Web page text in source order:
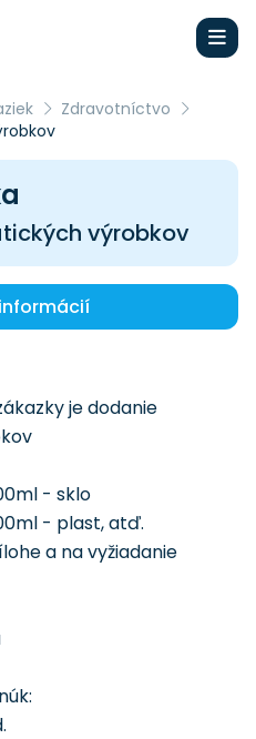
Zdravotníctvo
výrobkov
je dodanie
- sklo
- plast, atď.
a na vyžiadanie